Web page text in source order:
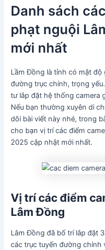
Danh sách
phạt nguội
mới nhất
Lầm Đồng là tỉnh có mật
đường trục chính, trọng
tư lắp đặt hệ thống camera
Nếu bạn thường xuyên di
dõi bài viết này nhé, trong
cho bạn vị trí các điểm
2025 cập nhật mới nhất.
Vị trí các điểm
Lâm Đồng
Lâm Đồng đã bố trí lắp đặt
các trục tuyến đường chính